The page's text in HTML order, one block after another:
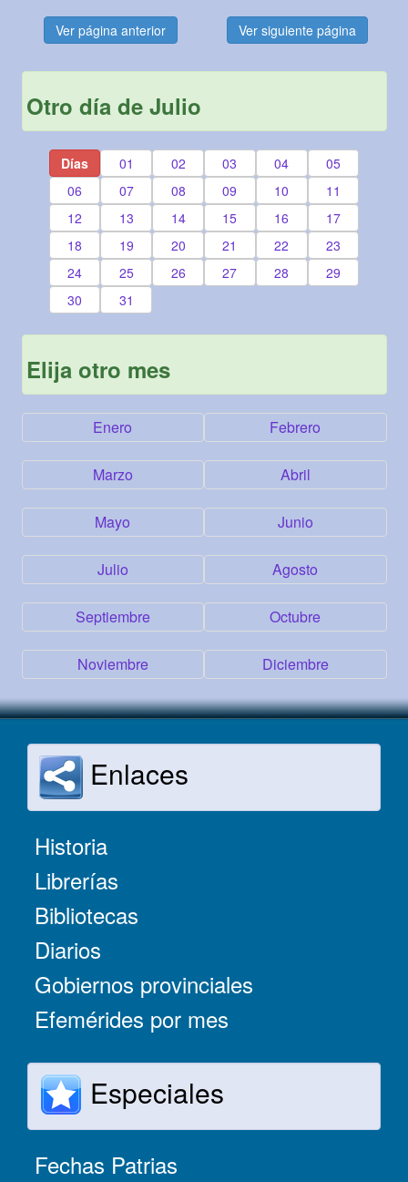
Ver página anterior Ver siguiente página
Otro día de Julio
Días 01 02 03 04
05
06
07 08 09 10
11
12
13 14 15 16
17
18
19 20 21 22
23
24
25 26 27 28
29
30
31
Elija otro mes
Enero Febrero
Marzo Abril
Mayo Junio
Julio Agosto
Septiembre Octubre
Noviembre Diciembre
Enlaces
Historia
Librerías
Bibliotecas
Diarios
Gobiernos provinciales
Efemérides por mes
Especiales
Fechas Patrias